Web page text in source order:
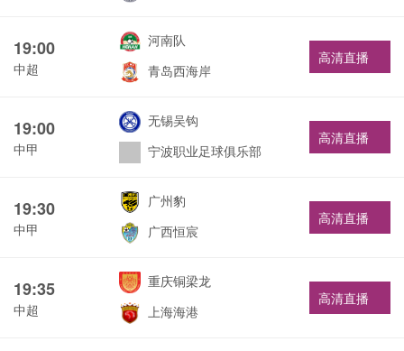
19:00
中超
河南队
青岛西海岸
高清直播
19:00
中甲
无锡吴钩
宁波职业足球俱乐部
高清直播
19:30
中甲
广州豹
广西恒宸
高清直播
19:35
中超
重庆铜梁龙
上海海港
高清直播